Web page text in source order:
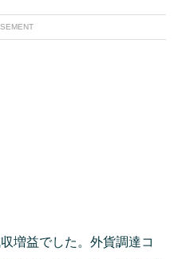
増益でした。外貨調達コ